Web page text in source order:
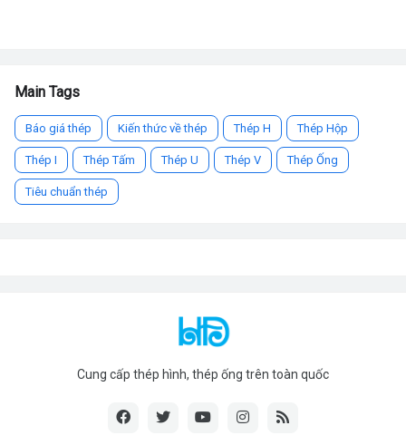
Main Tags
Báo giá thép Kiến thức về thép Thép H Thép Hộp
Thép I Thép Tấm Thép U Thép V Thép Ống
Tiêu chuẩn thép
Cung cấp thép hình, thép ống trên toàn quốc